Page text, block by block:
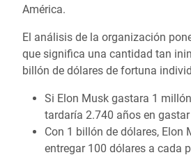
América.
El análisis de la organización
que significa una cantidad tan
billón de dólares de fortuna
Si Elon Musk gastara 1
tardaría 2.740 años en
Con 1 billón de dólares, Elon
entregar 100 dólares a cada